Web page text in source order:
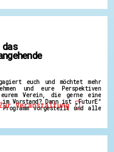
euch und möchtet mehr
und eure Perspektiven
Verein, die gerne eine
Vorstand? Dann ist „FuturE“
vorgestellt und alle
Veranstaltung